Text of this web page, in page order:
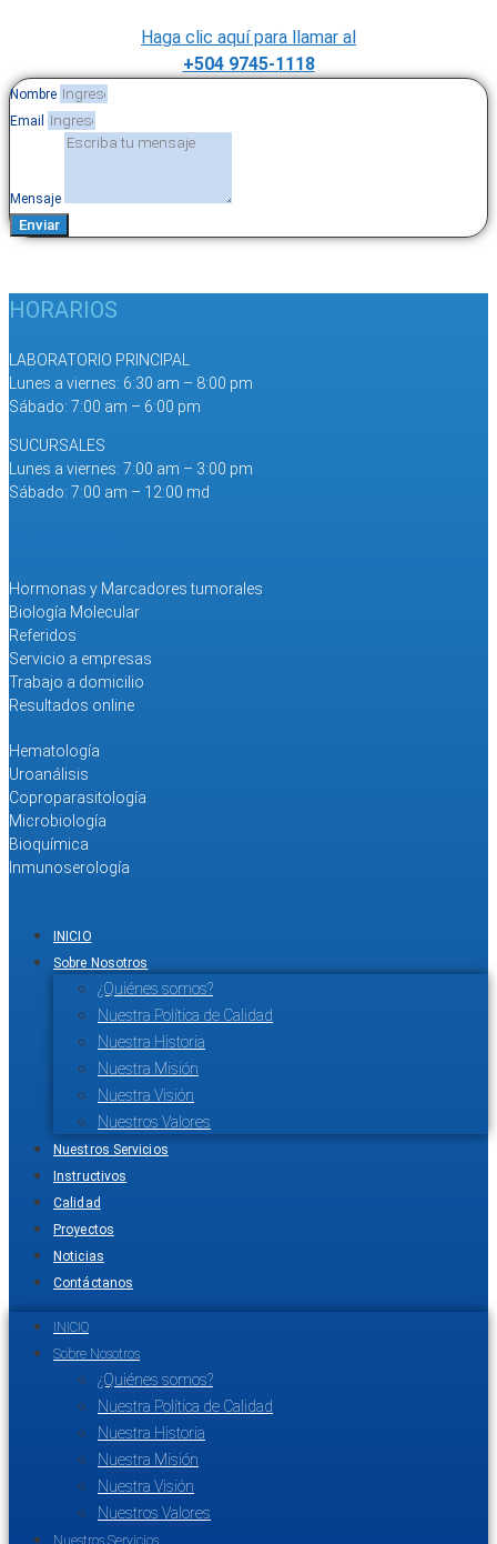
Haga clic aquí para llamar al
+504 9745-1118
Nombre
Email
Mensaje
Enviar
HORARIOS
LABORATORIO PRINCIPAL
Lunes a viernes: 6:30 am – 8:00 pm
Sábado: 7:00 am – 6:00 pm
SUCURSALES
Lunes a viernes: 7:00 am – 3:00 pm
Sábado: 7:00 am – 12:00 md
Hormonas y Marcadores tumorales
Biología Molecular
Referidos
Servicio a empresas
Trabajo a domicilio
Resultados online
Hematología
Uroanálisis
Coproparasitología
Microbiología
Bioquímica
Inmunoserología
INICIO
Sobre Nosotros
¿Quiénes somos?
Nuestra Política de Calidad
Nuestra Historia
Nuestra Misión
Nuestra Visión
Nuestros Valores
Nuestros Servicios
Instructivos
Calidad
Proyectos
Noticias
Contáctanos
INICIO
Sobre Nosotros
¿Quiénes somos?
Nuestra Política de Calidad
Nuestra Historia
Nuestra Misión
Nuestra Visión
Nuestros Valores
Nuestros Servicios